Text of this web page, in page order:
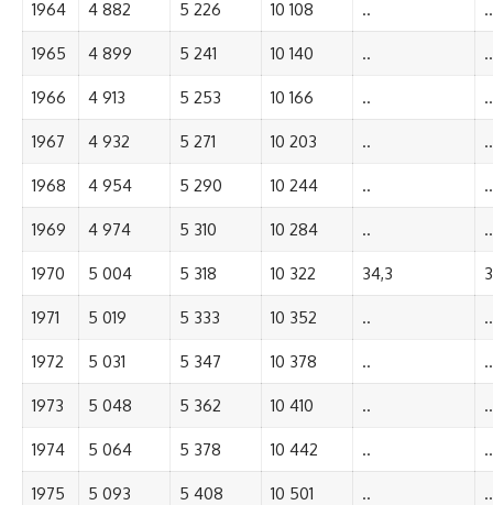
1964 4 882 5 226 10 108 .. ..
1965 4 899 5 241 10 140 .. ..
1966 4 913 5 253 10 166 .. ..
1967 4 932 5 271 10 203 .. ..
1968 4 954 5 290 10 244 .. ..
1969 4 974 5 310 10 284 .. ..
1970 5 004 5 318 10 322 34,3
1971 5 019 5 333 10 352 .. ..
1972 5 031 5 347 10 378 .. ..
1973 5 048 5 362 10 410 .. ..
1974 5 064 5 378 10 442 .. ..
1975 5 093 5 408 10 501 .. ..